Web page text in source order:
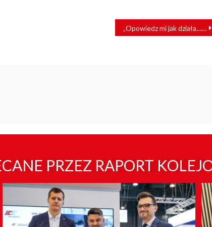
„Opowiedz mi jak działa… kolej!” Wyjątkowy film Warszawskiej SKM dla dzieci [WIDEO]
PRZEZ RAPORT